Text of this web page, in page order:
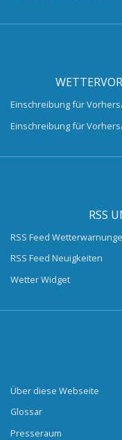
Einschreibung für
Einschreibung für
RSS
RSS Feed
RSS Feed Neuigkeiten
Wetter Widget
Über diese Webseite
Glossar
Presseraum